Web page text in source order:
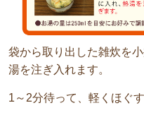
袋から取り出した雑炊を
湯を注ぎ入れます。
1～2分待って、軽くほぐ